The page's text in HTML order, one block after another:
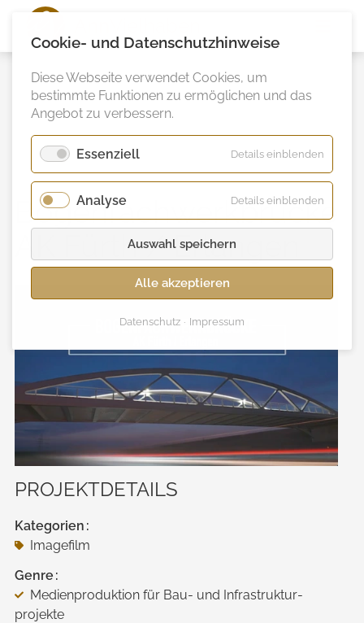
Bogenfachwerkbrücke
AK Fürth / Erlangen
PROJEKTDETAILS
Kategorien
Imagefilm
Genre
Medienproduktion für Bau- und Infrastruktur­
projekte
Cookie- und Datenschutzhinweise
Diese Webseite verwendet Cookies, um
bestimmte Funktionen zu ermöglichen und das
Angebot zu verbessern.
Essenziell Details einblenden
Analyse Details einblenden
Analyse
Auswahl speichern
Alle akzeptieren
Datenschutz Impressum